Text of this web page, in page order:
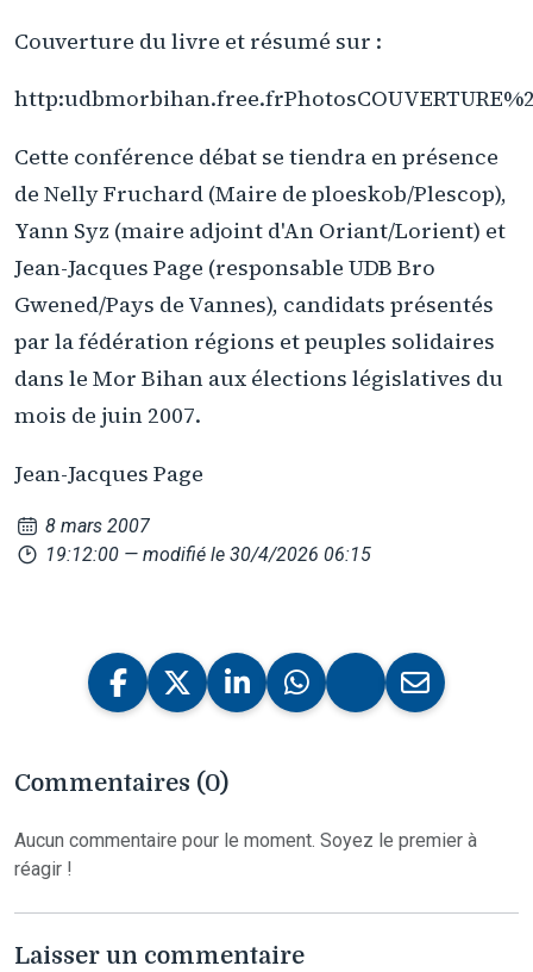
Couverture du livre et résumé sur :
Cette conférence débat se tiendra en présence
de Nelly Fruchard (Maire de ploeskob/Plescop),
Yann Syz (maire adjoint d'An Oriant/Lorient) et
Jean-Jacques Page (responsable UDB Bro
Gwened/Pays de Vannes), candidats présentés
par la fédération régions et peuples solidaires
dans le Mor Bihan aux élections législatives du
mois de juin 2007.
Jean-Jacques Page
8 mars 2007
19:12:00 — modifié le 30/4/2026 06:15
Commentaires (0)
Aucun commentaire pour le moment. Soyez le premier à
réagir !
Laisser un commentaire